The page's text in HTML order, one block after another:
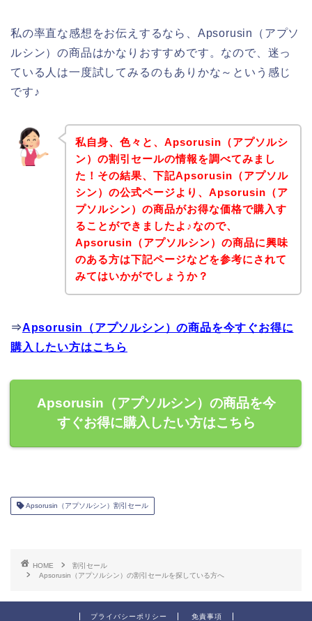
私の率直な感想をお伝えするなら、Apsorusin（アプソ
ルシン）の商品はかなりおすすめです。なので、迷っ
ている人は一度試してみるのもありかな～という感じ
です♪
私自身、色々と、Apsorusin（アプソルシ
ン）の割引セールの情報を調べてみまし
た！その結果、下記Apsorusin（アプソル
シン）の公式ページより、Apsorusin（ア
プソルシン）の商品がお得な価格で購入す
ることができましたよ♪なので、
Apsorusin（アプソルシン）の商品に興味
のある方は下記ページなどを参考にされて
みてはいかがでしょうか？
⇒Apsorusin（アプソルシン）の商品を今すぐお得に
購入したい方はこちら
Apsorusin（アプソルシン）の商品を今
すぐお得に購入したい方はこちら
Apsorusin（アプソルシン）割引セール
HOME
割引セール
Apsorusin（アプソルシン）の割引セールを探している方へ
プライバシーポリシー 免責事項